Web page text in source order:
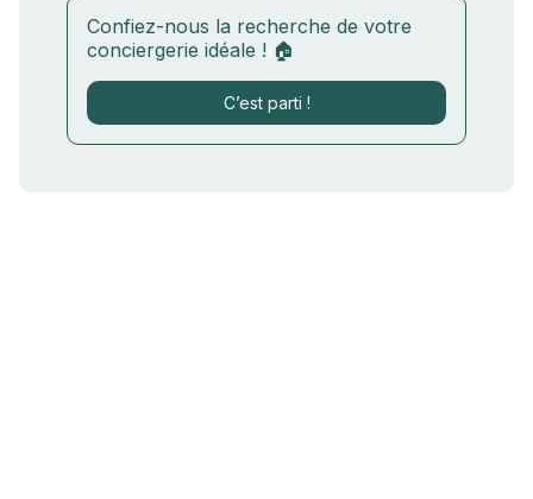
Confiez-nous la recherche de votre
conciergerie idéale ! 🏠
C’est parti !